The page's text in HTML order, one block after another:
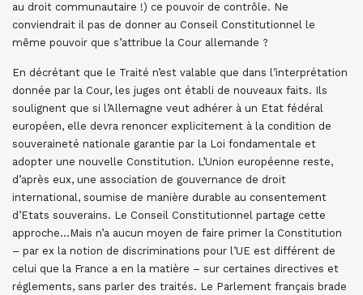
au droit communautaire !) ce pouvoir de contrôle. Ne
conviendrait il pas de donner au Conseil Constitutionnel le
même pouvoir que s’attribue la Cour allemande ?
En décrétant que le Traité n’est valable que dans l’interprétation
donnée par la Cour, les juges ont établi de nouveaux faits. Ils
soulignent que si l’Allemagne veut adhérer à un Etat fédéral
européen, elle devra renoncer explicitement à la condition de
souveraineté nationale garantie par la Loi fondamentale et
adopter une nouvelle Constitution. L’Union européenne reste,
d’après eux, une association de gouvernance de droit
international, soumise de manière durable au consentement
d’Etats souverains. Le Conseil Constitutionnel partage cette
approche…Mais n’a aucun moyen de faire primer la Constitution
– par ex la notion de discriminations pour l’UE est différent de
celui que la France a en la matière – sur certaines directives et
réglements, sans parler des traités. Le Parlement français brade